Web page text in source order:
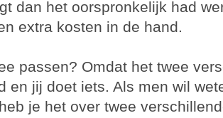
dan het oorspronkelijk had
extra kosten in de hand.
passen? Omdat het twee
en jij doet iets. Als men wil
je het over twee